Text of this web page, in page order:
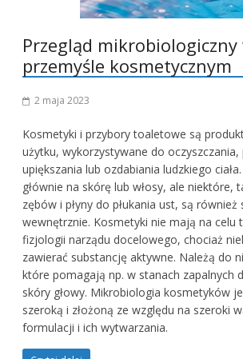
Przegląd mikrobiologiczny
przemyśle kosmetycznym
2 maja 2023
Kosmetyki i przybory toaletowe są
użytku, wykorzystywane do
upiększania lub ozdabiania ludzkiego
głównie na skórę lub włosy, ale niektóre,
zębów i płyny do płukania ust, są
wewnętrznie. Kosmetyki nie mają na celu
fizjologii narządu docelowego, chociaż
zawierać substancję aktywne. Należą do
które pomagają np. w stanach zapalnych
skóry głowy. Mikrobiologia kosmetyków
szeroką i złożoną ze względu na szeroki
formulacji i ich wytwarzania.